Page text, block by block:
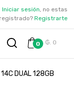
Iniciar sesión, no estas
registrado? Registrarte
0 ₲. 0
14C DUAL 128GB